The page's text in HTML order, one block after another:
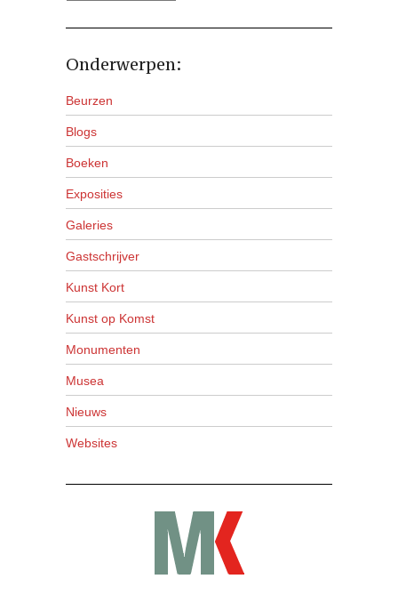
Onderwerpen:
Beurzen
Blogs
Boeken
Exposities
Galeries
Gastschrijver
Kunst Kort
Kunst op Komst
Monumenten
Musea
Nieuws
Websites